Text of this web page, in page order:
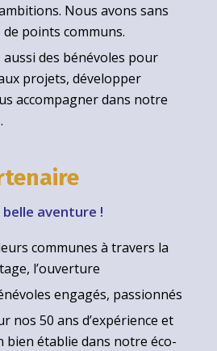
Nous avons sans
points communs.
des bénévoles pour
projets, développer
accompagner dans notre
aventure !
communes à travers la
l’ouverture
engagés, passionnés
nos 50 ans d’expérience et
établie dans notre éco-